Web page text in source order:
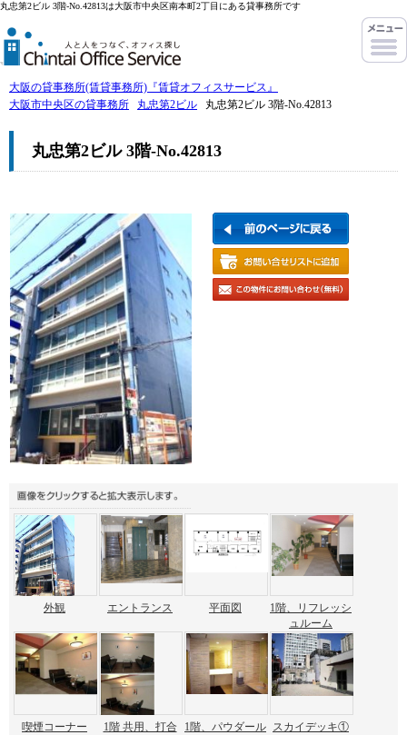
丸忠第2ビル 3階-No.42813は大阪市中央区南本町2丁目にある貸事務所です
大阪の貸事務所(賃貸事務所)『賃貸オフィスサービス』
大阪市中央区の貸事務所
丸忠第2ビル 丸忠第2ビル 3階-No.42813
丸忠第2ビル 3階-No.42813
外観 エントランス 平面図
1階、リフレッシ
ュルーム
喫煙コーナー
1階 共用、打合
1階、パウダール スカイデッキ①